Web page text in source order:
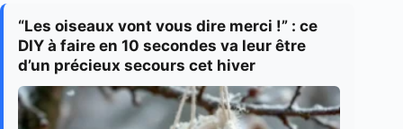
“Les oiseaux vont vous dire merci !” : ce
DIY à faire en 10 secondes va leur être
d’un précieux secours cet hiver